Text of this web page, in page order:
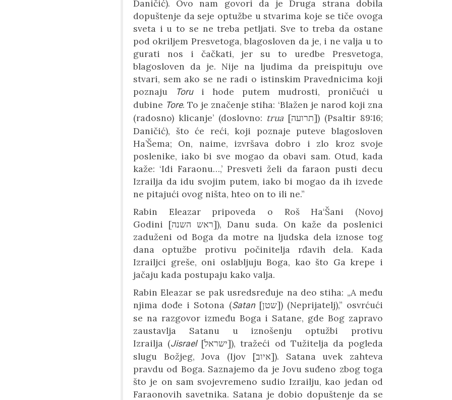
Daničić). Ovo nam govori da je Druga strana dobila
dopuštenje da seje optužbe u stvarima koje se tiče ovoga
sveta i u to se ne treba petljati. Sve to treba da ostane
pod okriljem Presvetoga, blagosloven da je, i ne valja u to
gurati nos i čačkati, jer su to uredbe Presvetoga,
blagosloven da je. Nije na ljudima da preispituju ove
stvari, sem ako se ne radi o istinskim Pravednicima koji
poznaju
Torui hode putem mudrosti, proničući u
dubine Tore. To je značenje stiha: ‘Blažen je narod koji zna
(radosno) klicanje’ (doslovno: trua [תרועה]) (Psaltir 89:16;
Daničić), što će reći, koji poznaje puteve blagosloven
Ha’Šema; On, naime, izvršava dobro i zlo kroz svoje
poslenike, iako bi sve mogao da obavi sam. Otud, kada
kaže: ‘Idi Faraonu…,’ Presveti želi da faraon pusti decu
Izrailja da idu svojim putem, iako bi mogao da ih izvede
ne pitajući ovog ništa, hteo on to ili ne.”
Rabin Eleazar pripoveda o RošHa‘Šani (Novoj
Godini [ראש השנה]), Danu suda. On kaže da poslenici
zaduženi od Boga da motre na ljudska dela iznose tog
dana optužbe protivu počinitelja rđavih dela. Kada
Izrailjci greše, oni oslabljuju Boga, kao što Ga krepe i
jačaju kada postupaju kako valja.
Rabin Eleazar se pak usredsređuje na deo stiha: „A među
njima dođe i Sotona (Satan[שטן])(Neprijatelj),” osvrćući
se na razgovor između Boga i Satane, gde Bog zapravo
zaustavlja Satanu u iznošenju optužbi protivu
Izrailja (Jisrael[ישראל]), tražeći od Tužitelja da pogleda
slugu Božjeg, Jova (Ijov [איוב]). Satana uvek zahteva
pravdu od Boga. Saznajemo da je Jovu suđeno zbog toga
što je on sam svojevremeno sudio Izrailju, kao jedan od
Faraonovih savetnika. Satana je dobio dopuštenje da se